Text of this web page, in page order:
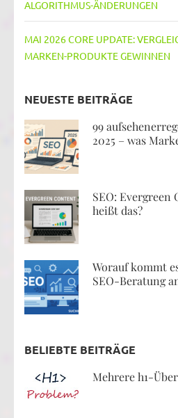
ALGORITHMUS-ÄNDERUNGEN
MAI 2026 CORE UPDATE:
MARKEN-PRODUKTE GEWINNEN
NEUESTE BEITRÄGE
99
2025 – was
SEO: Evergreen
heißt das?
Worauf kommt
SEO-Beratung
BELIEBTE BEITRÄGE
Mehrere h1-